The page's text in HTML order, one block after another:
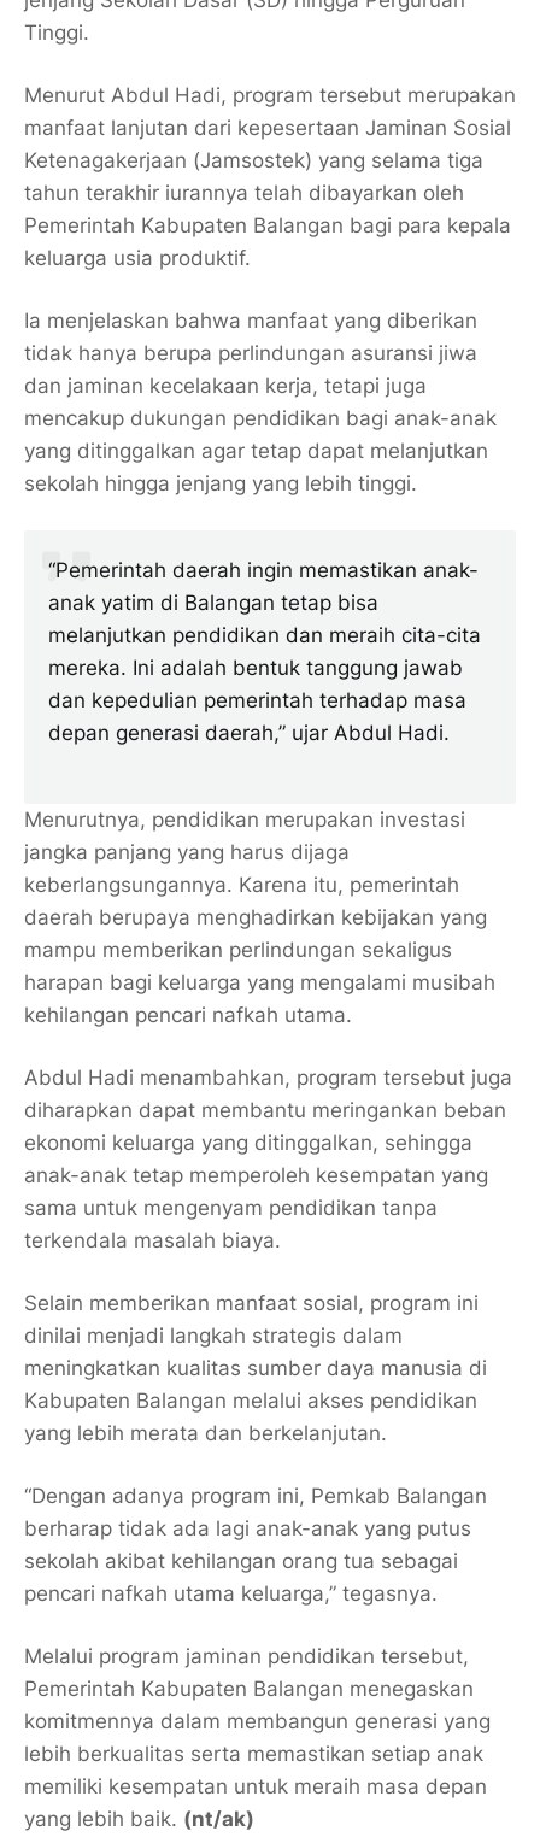
Tinggi.
Menurut Abdul Hadi, program tersebut merupakan
manfaat lanjutan dari kepesertaan Jaminan Sosial
Ketenagakerjaan (Jamsostek) yang selama tiga
tahun terakhir iurannya telah dibayarkan oleh
Pemerintah Kabupaten Balangan bagi para kepala
keluarga usia produktif.
Ia menjelaskan bahwa manfaat yang diberikan
tidak hanya berupa perlindungan asuransi jiwa
dan jaminan kecelakaan kerja, tetapi juga
mencakup dukungan pendidikan bagi anak-anak
yang ditinggalkan agar tetap dapat melanjutkan
sekolah hingga jenjang yang lebih tinggi.
“Pemerintah daerah ingin memastikan anak-
anak yatim di Balangan tetap bisa
melanjutkan pendidikan dan meraih cita-cita
mereka. Ini adalah bentuk tanggung jawab
dan kepedulian pemerintah terhadap masa
depan generasi daerah,” ujar Abdul Hadi.
Menurutnya, pendidikan merupakan investasi
jangka panjang yang harus dijaga
keberlangsungannya. Karena itu, pemerintah
daerah berupaya menghadirkan kebijakan yang
mampu memberikan perlindungan sekaligus
harapan bagi keluarga yang mengalami musibah
kehilangan pencari nafkah utama.
Abdul Hadi menambahkan, program tersebut juga
diharapkan dapat membantu meringankan beban
ekonomi keluarga yang ditinggalkan, sehingga
anak-anak tetap memperoleh kesempatan yang
sama untuk mengenyam pendidikan tanpa
terkendala masalah biaya.
Selain memberikan manfaat sosial, program ini
dinilai menjadi langkah strategis dalam
meningkatkan kualitas sumber daya manusia di
Kabupaten Balangan melalui akses pendidikan
yang lebih merata dan berkelanjutan.
“Dengan adanya program ini, Pemkab Balangan
berharap tidak ada lagi anak-anak yang putus
sekolah akibat kehilangan orang tua sebagai
pencari nafkah utama keluarga,” tegasnya.
Melalui program jaminan pendidikan tersebut,
Pemerintah Kabupaten Balangan menegaskan
komitmennya dalam membangun generasi yang
lebih berkualitas serta memastikan setiap anak
memiliki kesempatan untuk meraih masa depan
yang lebih baik. (nt/ak)